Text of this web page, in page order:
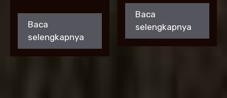
Baca
selengkapnya
Baca
selengkapnya